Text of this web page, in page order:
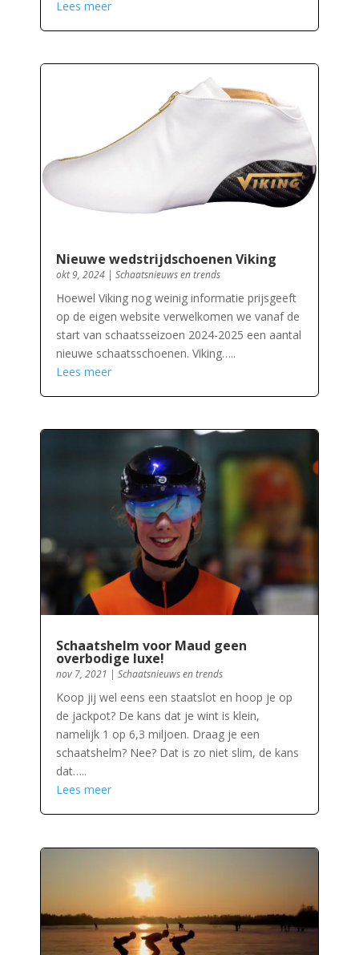
Lees meer
Nieuwe wedstrijdschoenen Viking
okt 9, 2024| Schaatsnieuws en trends
Hoewel Viking nog weinig informatie prijsgeeft
op de eigen website verwelkomen we vanaf de
start van schaatsseizoen 2024-2025 een aantal
nieuwe schaatsschoenen. Viking…..
Lees meer
Schaatshelm voor Maud geen
overbodige luxe!
nov 7, 2021 Schaatsnieuws en trends
Koop jij wel eens een staatslot en hoop je op
de jackpot? De kans dat je wint is klein,
namelijk 1 op 6,3 miljoen. Draag je een
schaatshelm? Nee? Dat is zo niet slim, de kans
dat…..
Lees meer